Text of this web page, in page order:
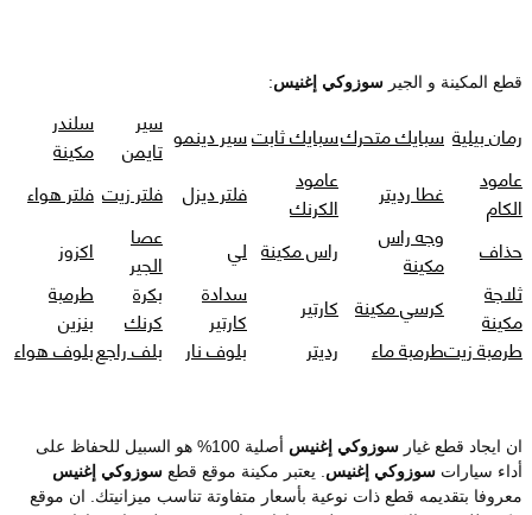
قطع المكينة و الجير سوزوكي إغنيس:
رمان بيلية سبايك متحركسبايك ثابتسير دينمو سير
تايمن
سلندر
مكينة
عامود
الكام
غطا رديتر
عامود
الكرنك
فلتر ديزل فلتر زيت فلتر هواء
حذاف
وجه راس
مكينة
راس مكينة لي
عصا
الجير
اكزوز
ثلاجة
مكينة
كرسي مكينة كارتير
سدادة
كارتير
بكرة
كرنك
طرمبة
بنزين
طرمبة زيتطرمبة ماء رديتر بلوف نار بلف راجعبلوف هواء
ان ايجاد قطع غيار سوزوكي إغنيس
أصلية 100% هو السبيل للحفاظ على
أداء سيارات سوزوكي إغنيس . يعتبر مكينة موقع قطع سوزوكي إغنيس
معروفا بتقديمه قطع ذات نوعية بأسعار متفاوتة تناسب ميزانيتك. ان موقع